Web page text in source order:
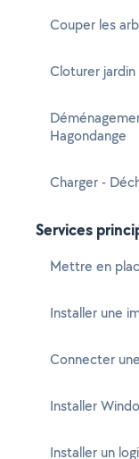
Couper les
Cloturer jardin
Hagondange
Charger -
Services
Mettre en
Installer une
Connecter
Installer
Installer un